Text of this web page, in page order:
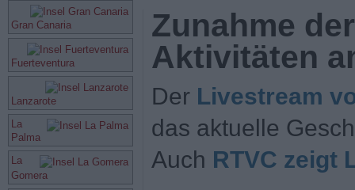
Gran Canaria
Fuerteventura
Lanzarote
La
Palma
La
Gomera
Zunahme
Aktivitäten
Der Livestream
das aktuelle
Auch RTVC zeigt